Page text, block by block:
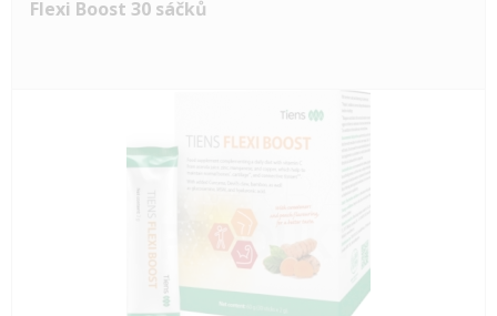
Flexi Boost 30 sáčků